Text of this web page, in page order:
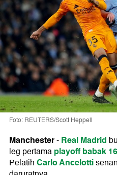
Foto: REUTERS/Scott Heppell
Manchester-Real Madrid
leg pertamaplayoff babak
PelatihCarlo Ancelotti